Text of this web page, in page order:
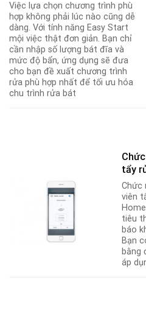
Việc lựa chọn chương trình phù
hợp không phải lúc nào cũng dễ
dàng. Với tính năng Easy Start
mội việc thật đơn giản. Bạn chỉ
cần nhập số lượng bát đĩa và
mức độ bẩn, ứng dụng sẽ đưa
cho bạn đề xuất chương trình
rửa phù hợp nhất để tối ưu hóa
chu trình rửa bát
tẩy
Chức
viên
tiêu
báo
Bạn
bằng
áp